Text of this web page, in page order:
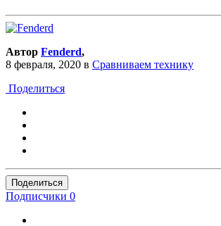
Автор Fenderd,
8 февраля, 2020 в Сравниваем технику
Поделиться
Поделиться
Подписчики 0